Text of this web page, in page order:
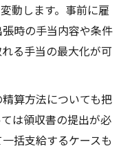
動します。事前に雇
時の手当内容や条件
る手当の最大化が可
算方法についても把
は領収書の提出が必
括支給するケースも